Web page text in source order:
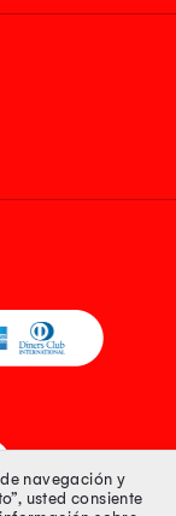
navegación y
usted consiente